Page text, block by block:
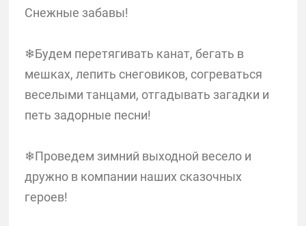
Снежные забавы!
❄Будем перетягивать канат, бегать в
мешках, лепить снеговиков, согреваться
веселыми танцами, отгадывать загадки и
петь задорные песни!
❄Проведем зимний выходной весело и
дружно в компании наших сказочных
героев!